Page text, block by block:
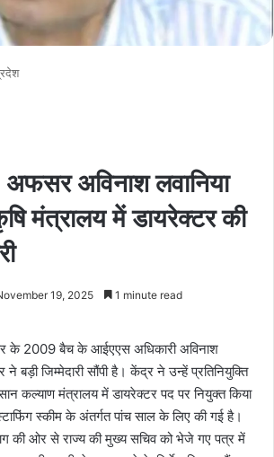
अविनाश लवानिया
मंत्रालय में डायरेक्टर की
19, 2025 1 minute read
के 2009 बैच के आईएएस अधिकारी अविनाश
बड़ी जिम्मेदारी सौंपी है। केंद्र ने उन्हें प्रतिनियुक्ति
कल्याण मंत्रालय में डायरेक्टर पद पर नियुक्त किया
स्कीम के अंतर्गत पांच साल के लिए की गई है।
की ओर से राज्य की मुख्य सचिव को भेजे गए पत्र में